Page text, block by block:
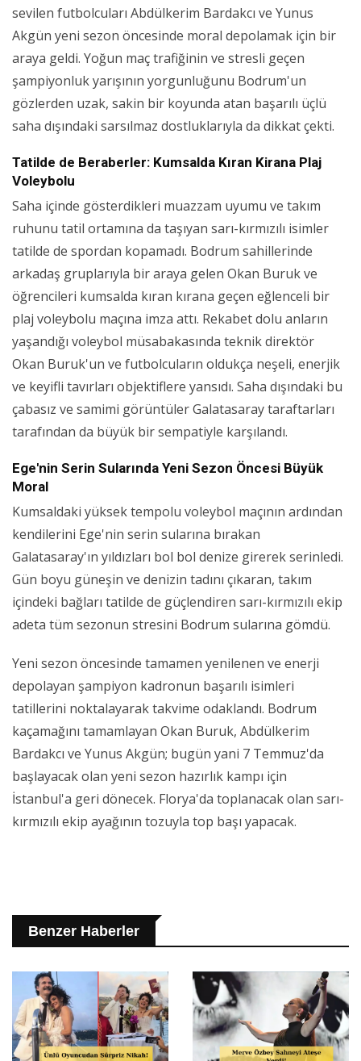
sevilen futbolcuları Abdülkerim Bardakcı ve Yunus
Akgün yeni sezon öncesinde moral depolamak için bir
araya geldi. Yoğun maç trafiğinin ve stresli geçen
şampiyonluk yarışının yorgunluğunu Bodrum'un
gözlerden uzak, sakin bir koyunda atan başarılı üçlü
saha dışındaki sarsılmaz dostluklarıyla da dikkat çekti.
Tatilde de Beraberler: Kumsalda Kıran Kirana Plaj
Voleybolu
Saha içinde gösterdikleri muazzam uyumu ve takım
ruhunu tatil ortamına da taşıyan sarı-kırmızılı isimler
tatilde de spordan kopamadı. Bodrum sahillerinde
arkadaş gruplarıyla bir araya gelen Okan Buruk ve
öğrencileri kumsalda kıran kırana geçen eğlenceli bir
plaj voleybolu maçına imza attı. Rekabet dolu anların
yaşandığı voleybol müsabakasında teknik direktör
Okan Buruk'un ve futbolcuların oldukça neşeli, enerjik
ve keyifli tavırları objektiflere yansıdı. Saha dışındaki bu
çabasız ve samimi görüntüler Galatasaray taraftarları
tarafından da büyük bir sempatiyle karşılandı.
Ege'nin Serin Sularında Yeni Sezon Öncesi Büyük
Moral
Kumsaldaki yüksek tempolu voleybol maçının ardından
kendilerini Ege'nin serin sularına bırakan
Galatasaray'ın yıldızları bol bol denize girerek serinledi.
Gün boyu güneşin ve denizin tadını çıkaran, takım
içindeki bağları tatilde de güçlendiren sarı-kırmızılı ekip
adeta tüm sezonun stresini Bodrum sularına gömdü.
Yeni sezon öncesinde tamamen yenilenen ve enerji
depolayan şampiyon kadronun başarılı isimleri
tatillerini noktalayarak takvime odaklandı. Bodrum
kaçamağını tamamlayan Okan Buruk, Abdülkerim
Bardakcı ve Yunus Akgün; bugün yani 7 Temmuz'da
başlayacak olan yeni sezon hazırlık kampı için
İstanbul'a geri dönecek. Florya'da toplanacak olan sarı-
kırmızılı ekip ayağının tozuyla top başı yapacak.
Benzer Haberler